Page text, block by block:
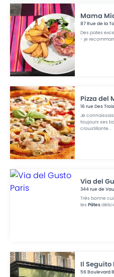
Mama
87 Rue de la
Des pates
- je
Pizza del
16 rue Des
Je connaissais
toujours ses
croustillante...
Via del
344 rue de
Très bonne
lesPâtes
Il Seguito
56 Boulevard